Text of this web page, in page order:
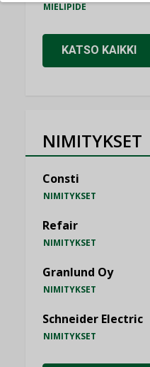
MIELIPIDE
KATSO KAIKKI
NIMITYKSET
Consti
NIMITYKSET
Refair
NIMITYKSET
Granlund Oy
NIMITYKSET
Schneider Electric
NIMITYKSET